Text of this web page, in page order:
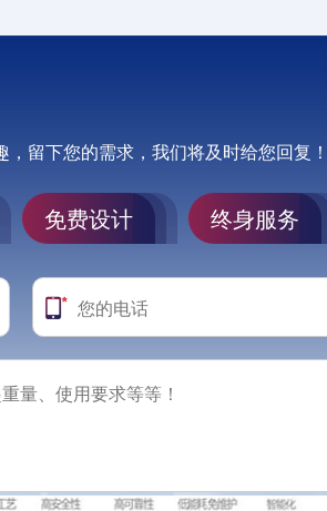
留下您的需求，我们将及时给您回复
免费设计 终身服务